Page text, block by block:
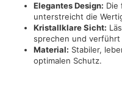
Elegantes Design: Die
unterstreicht die
Kristallklare Sicht:
sprechen und verführt
Material: Stabiler,
optimalen Schutz.